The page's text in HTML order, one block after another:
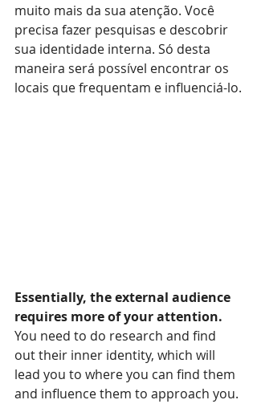
muito mais da sua atenção. Você
precisa fazer pesquisas e descobrir
sua identidade interna. Só desta
maneira será possível encontrar os
locais que frequentam e influenciá-lo.
Essentially, the external audience
requires more of your attention.
You need to do research and find
out their inner identity, which will
lead you to where you can find them
and influence them to approach you.